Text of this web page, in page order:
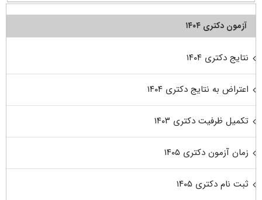
آزمون دکتری ۱۴۰۴
نتایج دکتری ۱۴۰۴
اعتراض به نتایج دکتری ۱۴۰۴
تکمیل ظرفیت دکتری ۱۴۰۳
زمان آزمون دکتری ۱۴۰۵
ثبت نام دکتری ۱۴۰۵